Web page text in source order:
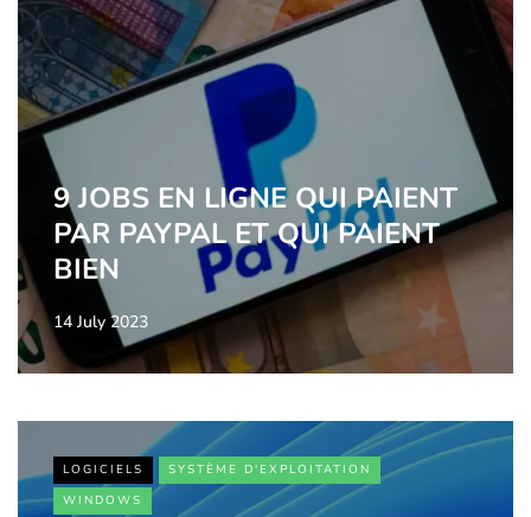
9 JOBS EN LIGNE QUI PAIENT
PAR PAYPAL ET QUI PAIENT
BIEN
14 July 2023
LOGICIELS
SYSTÈME D'EXPLOITATION
WINDOWS